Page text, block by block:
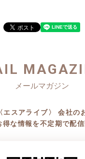
エスアライブ〉 会社の
得な情報を不定期で配信